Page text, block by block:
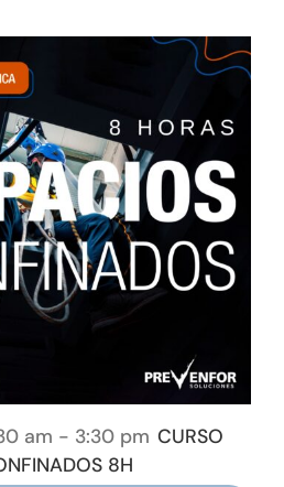
am - 3:30 pm CURSO
8H